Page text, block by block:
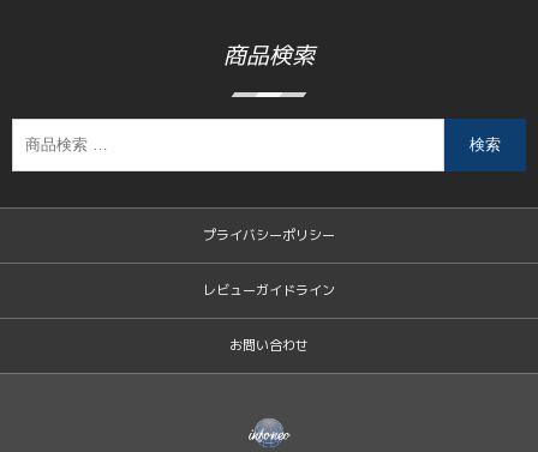
商品検索
検索
プライバシーポリシー
レビューガイドライン
お問い合わせ